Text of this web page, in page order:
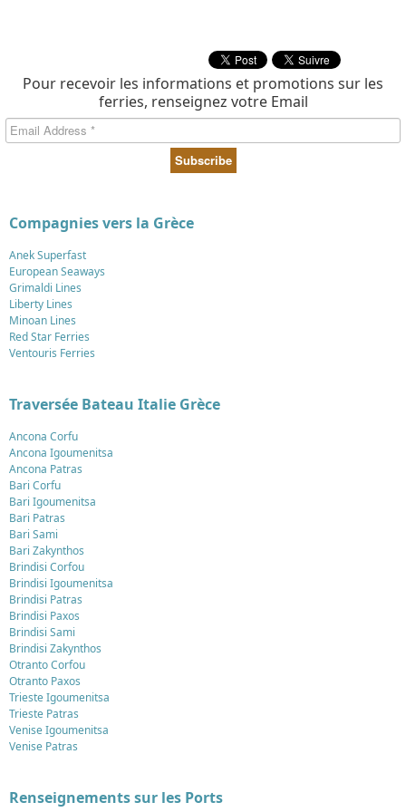
Pour recevoir les informations et promotions sur les
ferries, renseignez votre Email
Compagnies vers la Grèce
Anek Superfast
European Seaways
Grimaldi Lines
Liberty Lines
Minoan Lines
Red Star Ferries
Ventouris Ferries
Traversée Bateau Italie Grèce
Ancona Corfu
Ancona Igoumenitsa
Ancona Patras
Bari Corfu
Bari Igoumenitsa
Bari Patras
Bari Sami
Bari Zakynthos
Brindisi Corfou
Brindisi Igoumenitsa
Brindisi Patras
Brindisi Paxos
Brindisi Sami
Brindisi Zakynthos
Otranto Corfou
Otranto Paxos
Trieste Igoumenitsa
Trieste Patras
Venise Igoumenitsa
Venise Patras
Renseignements sur les Ports